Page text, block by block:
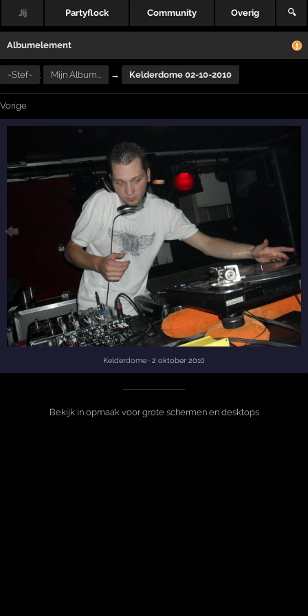
Jij Partyflock Community Overig 🔍
Albumelement
~Stef~ : Mijn Album... → Kelderdome 02-10-2010
Vorige
Kelderdome · 2 oktober 2010
Bekijk in opmaak voor grote schermen en desktops